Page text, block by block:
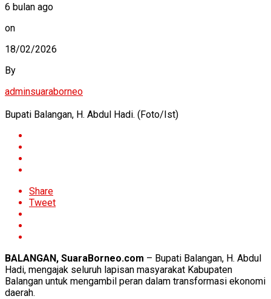
6 bulan ago
on
18/02/2026
By
adminsuaraborneo
Bupati Balangan, H. Abdul Hadi. (Foto/Ist)
Share
Tweet
BALANGAN, SuaraBorneo.com – Bupati Balangan, H. Abdul
Hadi, mengajak seluruh lapisan masyarakat Kabupaten
Balangan untuk mengambil peran dalam transformasi ekonomi
daerah.